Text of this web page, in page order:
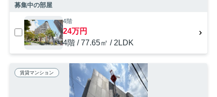
募集中の部屋
4階
24万円
4階 / 77.65㎡ / 2LDK
賃貸マンション